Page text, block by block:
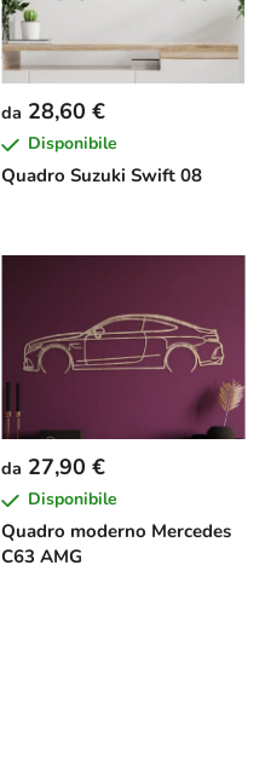
Quadro Suzuki Swift 08
da 28,60 €
Disponibile
Quadro moderno Mercedes
C63 AMG
da 27,90 €
Disponibile